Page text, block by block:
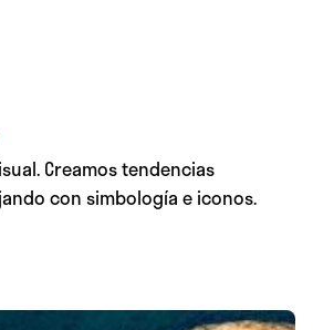
Creamos tendencias
con simbología e iconos.